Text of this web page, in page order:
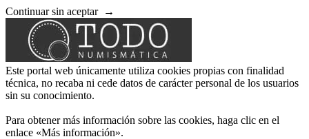
Continuar sin aceptar →
Este portal web únicamente utiliza cookies propias con finalidad
técnica, no recaba ni cede datos de carácter personal de los usuarios
sin su conocimiento.
Para obtener más información sobre las cookies, haga clic en el
enlace «Más información».